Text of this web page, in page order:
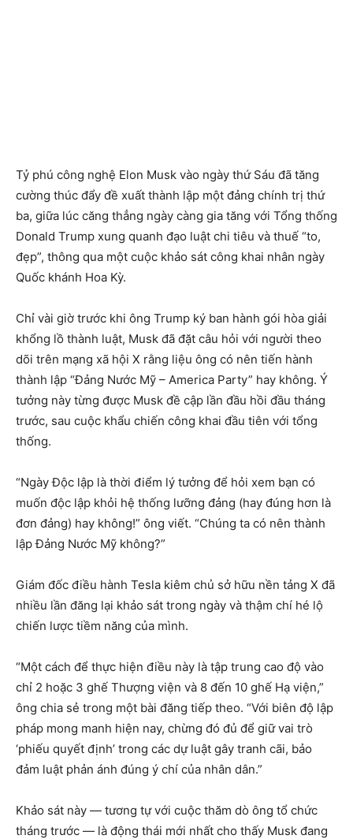
Tỷ phú công nghệ Elon Musk vào ngày thứ Sáu đã tăng
cường thúc đẩy đề xuất thành lập một đảng chính trị thứ
ba, giữa lúc căng thẳng ngày càng gia tăng với Tổng thống
Donald Trump xung quanh đạo luật chi tiêu và thuế “to,
đẹp”, thông qua một cuộc khảo sát công khai nhân ngày
Quốc khánh Hoa Kỳ.
Chỉ vài giờ trước khi ông Trump ký ban hành gói hòa giải
khổng lồ thành luật, Musk đã đặt câu hỏi với người theo
dõi trên mạng xã hội X rằng liệu ông có nên tiến hành
thành lập “Đảng Nước Mỹ – America Party” hay không. Ý
tưởng này từng được Musk đề cập lần đầu hồi đầu tháng
trước, sau cuộc khẩu chiến công khai đầu tiên với tổng
thống.
“Ngày Độc lập là thời điểm lý tưởng để hỏi xem bạn có
muốn độc lập khỏi hệ thống lưỡng đảng (hay đúng hơn là
đơn đảng) hay không!” ông viết. “Chúng ta có nên thành
lập Đảng Nước Mỹ không?”
Giám đốc điều hành Tesla kiêm chủ sở hữu nền tảng X đã
nhiều lần đăng lại khảo sát trong ngày và thậm chí hé lộ
chiến lược tiềm năng của mình.
“Một cách để thực hiện điều này là tập trung cao độ vào
chỉ 2 hoặc 3 ghế Thượng viện và 8 đến 10 ghế Hạ viện,”
ông chia sẻ trong một bài đăng tiếp theo. “Với biên độ lập
pháp mong manh hiện nay, chừng đó đủ để giữ vai trò
‘phiếu quyết định’ trong các dự luật gây tranh cãi, bảo
đảm luật phản ánh đúng ý chí của nhân dân.”
Khảo sát này — tương tự với cuộc thăm dò ông tổ chức
tháng trước — là động thái mới nhất cho thấy Musk đang